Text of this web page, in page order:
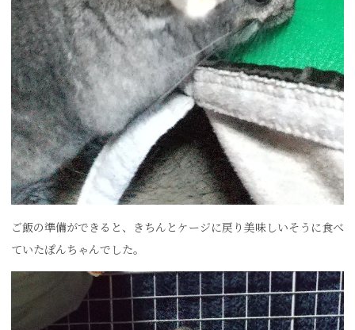
ご飯の準備ができると、きちんとケージに戻り美味しいそうに食べ
ていたぽんちゃんでした。